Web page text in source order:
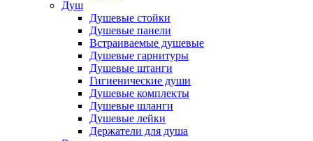
Душ
Душевые стойки
Душевые панели
Встраиваемые душевые
Душевые гарнитуры
Душевые штанги
Гигиенические души
Душевые комплекты
Душевые шланги
Душевые лейки
Держатели для душа